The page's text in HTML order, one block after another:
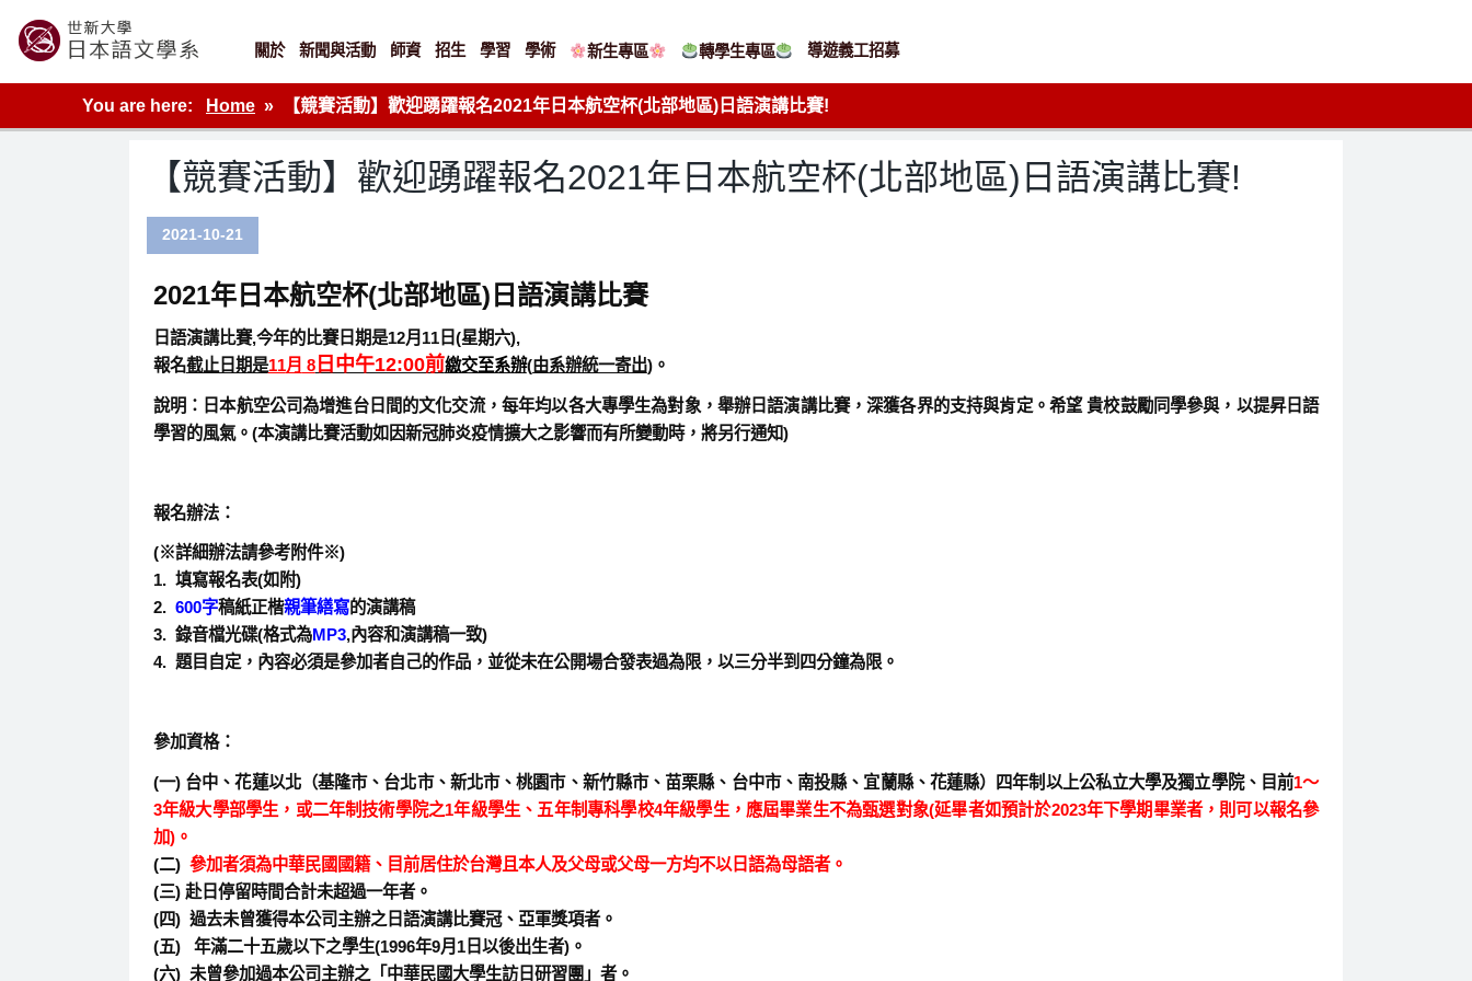
content
世新大學教學單位的網站
關於 新聞與活動 師資 招生 學習 學術 新生專區 轉學生專區 導遊義工招募
You are here: Home 【競賽活動】歡迎踴躍報名2021年日本航空杯(北部地區)日語演講比賽!
【競賽活動】歡迎踴躍報名2021年日本航空杯(北部地區)日語演講比賽!
2021-10-21
2021年日本航空杯(北部地區) 日語演講比賽
日語演講比賽,今年的比賽日期是12月 11日(星期六),
報名截止日期是11月 8日中午12:00前繳交至系辦(由系辦統一寄出)。
說明：日本航空公司為增進台日間的文化交流，每年均以各大專學生為對象，舉辦日語演講比賽，深獲各界的支持與肯定。希望 貴校鼓勵同學參與，以提昇日語
學習的風氣。(本演講比賽活動如因新冠肺炎疫情擴大之影響而有所變動時，將另行通知)
報名辦法：
(※詳細辦法請參考附件※)
1. 填寫報名表(如附)
2. 600字稿紙正楷親筆繕寫的演講稿
3. 錄音檔光碟(格式為MP3,內容和演講稿一致)
4. 題目自定，內容必須是參加者自己的作品，並從未在公開場合發表過為限，以三分半到四分鐘為限。
參加資格：
(一) 台中、花蓮以北（基隆市、台北市、新北市、桃園市、新竹縣市、苗栗縣、台中市、南投縣、宜蘭縣、花蓮縣）四年制以上公私立大學及獨立學院、目前1〜
3年級大學部學生 ，或二年制技術學院之1年級學生、五年制專科學校4年級學生， 應屆畢業生不為甄選對象(延畢者如預計於2023年下學期畢業者，則可以報名參
加)。
(二) 參加者須為中華民國國籍、目前居住於台灣且本人及父母或父母一方均不以日語為母語者。
(三) 赴日停留時間合計未超過一年者。
(四) 過去未曾獲得本公司主辦之日語演講比賽冠、亞軍獎項者。
(五) 年滿二十五歲以下之學生(1996年9月 1日以後出生者)。
(六) 未曾參加過本公司主辦之「中華民國大學生訪日研習團」者。